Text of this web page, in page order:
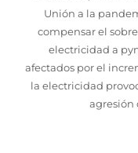
Unión a la
compensar el
electricidad a
afectados por el
la electricidad
agresión